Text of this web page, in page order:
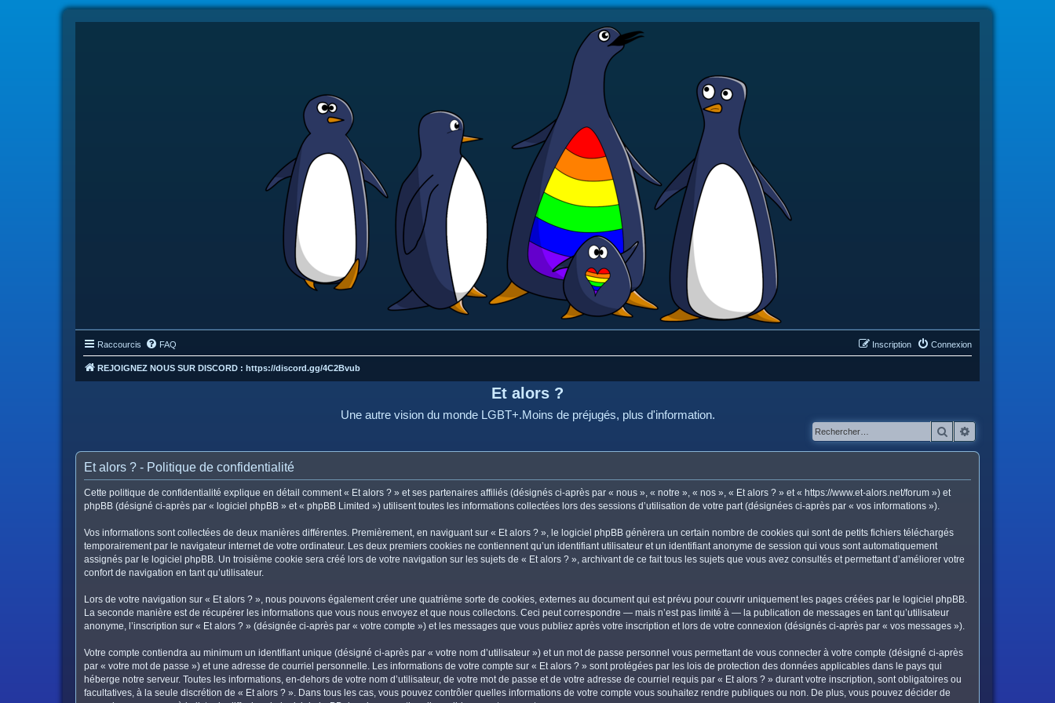
Raccourcis FAQ Connexion
Inscription
REJOIGNEZ NOUS SUR DISCORD : https://discord.gg/4C2Bvub
Et alors ?
Une autre vision du monde LGBT+.Moins de préjugés, plus d'information.
Rechercher
Et alors ? - Politique de confidentialité
Cette politique de confidentialité explique en détail comment « Et alors ? » et ses partenaires affiliés (désignés ci-après par « nous », « notre », « nos », « Et alors ? » et « https://www.et-alors.net/forum ») et
phpBB (désigné ci-après par « logiciel phpBB » et « phpBB Limited ») utilisent toutes les informations collectées lors des sessions d’utilisation de votre part (désignées ci-après par « vos informations »).
Vos informations sont collectées de deux manières différentes. Premièrement, en naviguant sur « Et alors ? », le logiciel phpBB génèrera un certain nombre de cookies qui sont de petits fichiers téléchargés
temporairement par le navigateur internet de votre ordinateur. Les deux premiers cookies ne contiennent qu’un identifiant utilisateur et un identifiant anonyme de session qui vous sont automatiquement
assignés par le logiciel phpBB. Un troisième cookie sera créé lors de votre navigation sur les sujets de « Et alors ? », archivant de ce fait tous les sujets que vous avez consultés et permettant d’améliorer votre
confort de navigation en tant qu’utilisateur.
Lors de votre navigation sur « Et alors ? », nous pouvons également créer une quatrième sorte de cookies, externes au document qui est prévu pour couvrir uniquement les pages créées par le logiciel phpBB.
La seconde manière est de récupérer les informations que vous nous envoyez et que nous collectons. Ceci peut correspondre — mais n’est pas limité à — la publication de messages en tant qu’utilisateur
anonyme, l’inscription sur « Et alors ? » (désignée ci-après par « votre compte ») et les messages que vous publiez après votre inscription et lors de votre connexion (désignés ci-après par « vos messages »).
Votre compte contiendra au minimum un identifiant unique (désigné ci-après par « votre nom d’utilisateur ») et un mot de passe personnel vous permettant de vous connecter à votre compte (désigné ci-après
par « votre mot de passe ») et une adresse de courriel personnelle. Les informations de votre compte sur « Et alors ? » sont protégées par les lois de protection des données applicables dans le pays qui
héberge notre serveur. Toutes les informations, en-dehors de votre nom d’utilisateur, de votre mot de passe et de votre adresse de courriel requis par « Et alors ? » durant votre inscription, sont obligatoires ou
facultatives, à la seule discrétion de « Et alors ? ». Dans tous les cas, vous pouvez contrôler quelles informations de votre compte vous souhaitez rendre publiques ou non. De plus, vous pouvez décider de